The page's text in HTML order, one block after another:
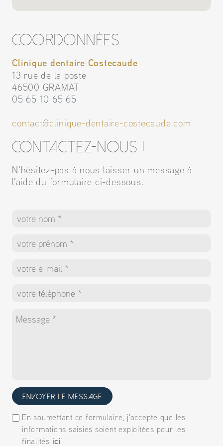
Coordonnées
Clinique dentaire Costecaude
13 rue de la poste
46500 GRAMAT
05 65 10 65 65
contact@clinique-dentaire-costecaude.com
Contactez-nous !
N'hésitez-pas à nous laisser un message à
l'aide du formulaire ci-dessous.
Envoyer le message
En soumettant ce formulaire, j'accepte que les
informations saisies soient exploitées pour les
finalités ici